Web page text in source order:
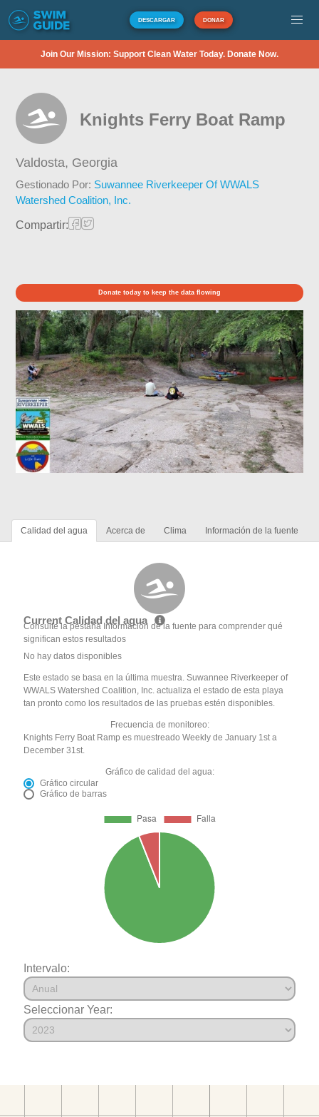
DESCARGAR DONAR
Join Our Mission: Support Clean Water Today. Donate Now.
Knights Ferry Boat Ramp
Valdosta, Georgia
Gestionado Por: Suwannee Riverkeeper Of WWALS
Watershed Coalition, Inc.
Compartir:
Donate today to keep the data flowing
Calidad del agua Acerca de Clima Información de la fuente
Current Calidad del agua
Consulte la pestaña Información de la fuente para comprender qué
significan estos resultados
No hay datos disponibles
Este estado se basa en la última muestra. Suwannee Riverkeeper of
WWALS Watershed Coalition, Inc. actualiza el estado de esta playa
tan pronto como los resultados de las pruebas estén disponibles.
Frecuencia de monitoreo:
Knights Ferry Boat Ramp es muestreado Weekly de January 1st a
December 31st.
Gráfico de calidad del agua:
Gráfico circular
Gráfico de barras
Intervalo:
Seleccionar Year: